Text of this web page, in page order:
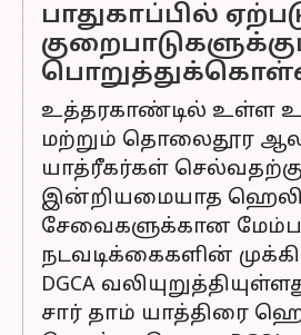
பாதுகாப்பில்
பொறுத்துக்கொள்ள
உத்தரகாண்டில் உள்ள
மற்றும் தொலைதூர
யாத்ரீகர்கள் செல்வதற்கு
இன்றியமையாத
சேவைகளுக்கான
நடவடிக்கைகளின்
DGCA
சார் தாம் யாத்திரை